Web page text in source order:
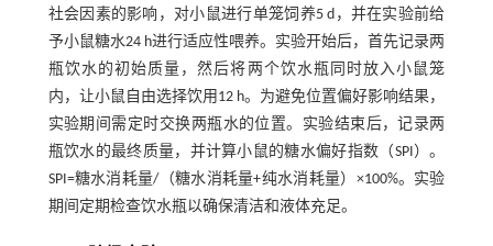
社会因素的影响，对小鼠进行单笼饲养5 d，并在实验前给
予小鼠糖水24 h进行适应性喂养。实验开始后，首先记录两
瓶饮水的初始质量，然后将两个饮水瓶同时放入小鼠笼
内，让小鼠自由选择饮用12 h。为避免位置偏好影响结果，
实验期间需定时交换两瓶水的位置。实验结束后，记录两
瓶饮水的最终质量，并计算小鼠的糖水偏好指数（SPI）。
SPI=糖水消耗量/（糖水消耗量+纯水消耗量）×100%。实验
期间定期检查饮水瓶以确保清洁和液体充足。